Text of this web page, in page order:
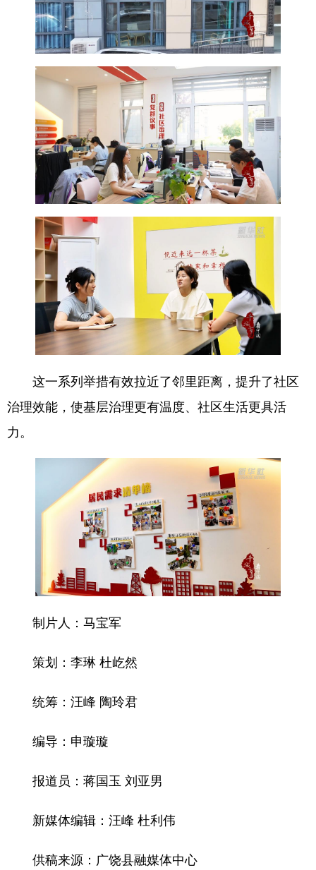
这一系列举措有效拉近了邻里距离，提升了社区
治理效能，使基层治理更有温度、社区生活更具活
力。
制片人：马宝军
策划：李琳 杜屹然
统筹：汪峰 陶玲君
编导：申璇璇
报道员：蒋国玉 刘亚男
新媒体编辑：汪峰 杜利伟
供稿来源：广饶县融媒体中心